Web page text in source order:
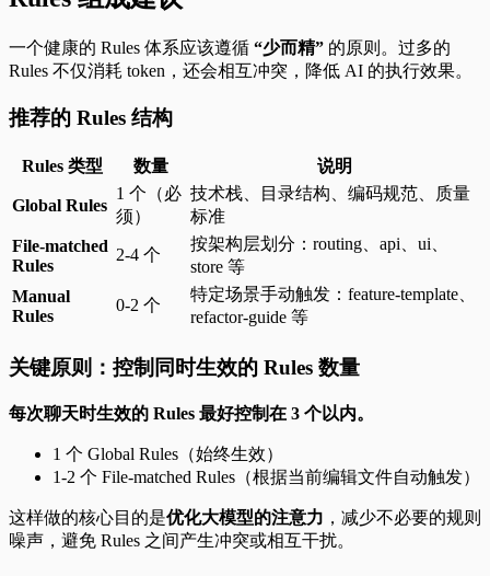
一个健康的 Rules 体系应该遵循 “少而精” 的原则。过多的
Rules 不仅消耗 token，还会相互冲突，降低 AI 的执行效果。
推荐的 Rules 结构
Rules 类型 数量 说明
Global Rules
1 个（必
须）
技术栈、目录结构、编码规范、质量
标准
File-matched
Rules
2-4 个
按架构层划分：routing、api、ui、
store 等
Manual
Rules
0-2 个
特定场景手动触发：feature-template、
refactor-guide 等
关键原则：控制同时生效的 Rules 数量
每次聊天时生效的 Rules 最好控制在 3 个以内。
1 个 Global Rules（始终生效）
1-2 个 File-matched Rules（根据当前编辑文件自动触发）
这样做的核心目的是优化大模型的注意力 ，减少不必要的规则
噪声，避免 Rules 之间产生冲突或相互干扰。